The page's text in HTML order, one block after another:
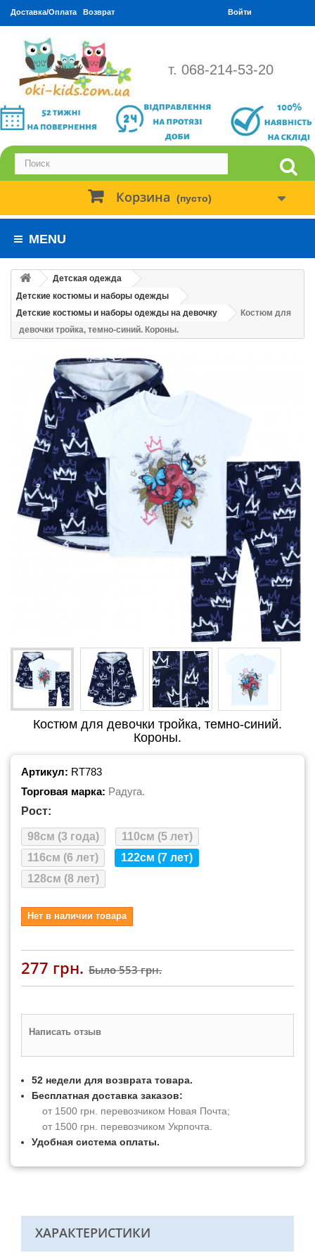
Доставка/Оплата Возврат Войти
т. 068-214-53-20
Корзина (пусто)
MENU
Детская одежда
Детские костюмы и наборы одежды
Детские костюмы и наборы одежды на девочку
Костюм для
девочки тройка, темно-синий. Короны.
Костюм для девочки тройка, темно-синий.
Короны.
Артикул: RT783
Торговая марка: Радуга.
Рост:
98см (3 года)
110см (5 лет)
116см (6 лет)
122см (7 лет)
128см (8 лет)
Нет в наличии товара
277 грн. Было553 грн.
Написать отзыв
52 недели для возврата товара.
Бесплатная доставка заказов:
от 1500 грн. перевозчиком Новая Почта;
от 1500 грн. перевозчиком Укрпочта.
Удобная система оплаты.
ХАРАКТЕРИСТИКИ